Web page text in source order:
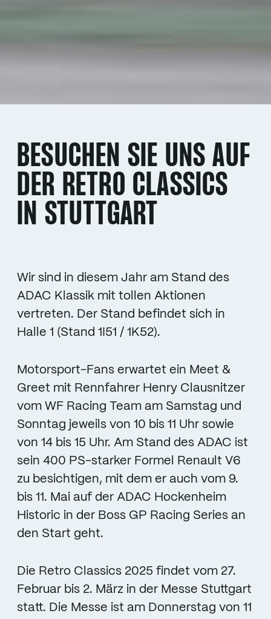
BESUCHEN SIE UNS AUF
DER RETRO CLASSICS
IN STUTTGART
Wir sind in diesem Jahr am Stand des
ADAC Klassik mit tollen Aktionen
vertreten. Der Stand befindet sich in
Halle 1 (Stand 1I51 / 1K52).
Motorsport-Fans erwartet ein Meet &
Greet mit Rennfahrer Henry Clausnitzer
vom WF Racing Team am Samstag und
Sonntag jeweils von 10 bis 11 Uhr sowie
von 14 bis 15 Uhr. Am Stand des ADAC ist
sein 400 PS-starker Formel Renault V6
zu besichtigen, mit dem er auch vom 9.
bis 11. Mai auf der ADAC Hockenheim
Historic in der Boss GP Racing Series an
den Start geht.
Die Retro Classics 2025 findet vom 27.
Februar bis 2. März in der Messe Stuttgart
statt. Die Messe ist am Donnerstag von 11